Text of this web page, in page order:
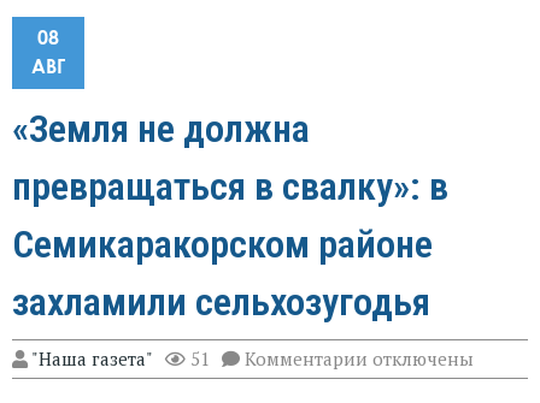
08
АВГ
«Земля не должна
превращаться в свалку»: в
Семикаракорском районе
захламили сельхозугодья
"Наша газета" 51 Комментарии к
записи
отключены